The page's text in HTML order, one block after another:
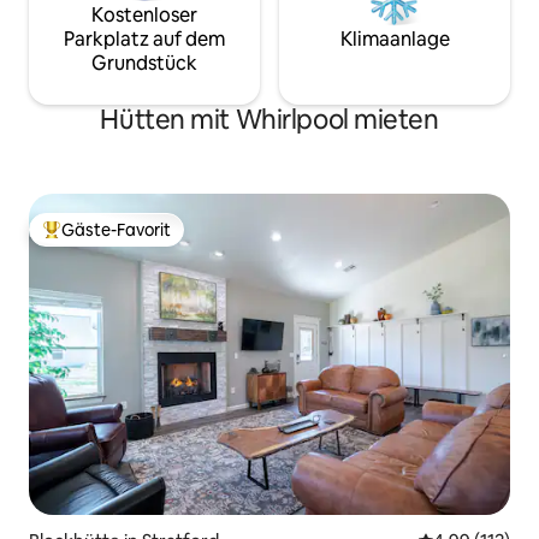
Kostenloser
Parkplatz auf dem
Grundstück
Klimaanlage
Hütten mit Whirlpool mieten
Beliebter Gäste-Favorit.
Gäste-Favorit